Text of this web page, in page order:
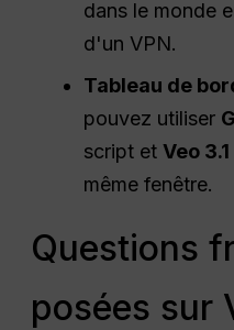
dans le monde
d'un VPN.
Tableau de
pouvez utiliser
script etVeo 3.1
même fenêtre.
Questions
posées sur